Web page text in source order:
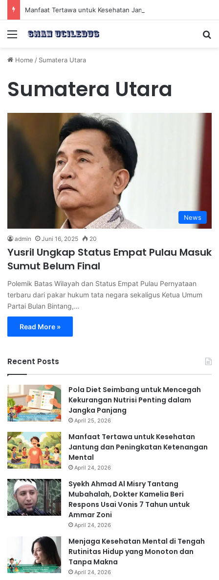
Menu
Home / Sumatera Utara
Sumatera Utara
News
admin Juni 16, 2025 20
Yusril Ungkap Status Empat Pulau Masuk
Sumut Belum Final
Polemik Batas Wilayah dan Status Empat Pulau Pernyataan
terbaru dari pakar hukum tata negara sekaligus Ketua Umum
Partai Bulan Bintang,…
Read More »
Recent Posts
Pola Diet Seimbang untuk Mencegah
Kekurangan Nutrisi Penting dalam
Jangka Panjang
April 25, 2026
Manfaat Tertawa untuk Kesehatan
Jantung dan Peningkatan Ketenangan
Mental
April 24, 2026
Syekh Ahmad Al Misry Tantang
Mubahalah, Dokter Kamelia Beri
Respons Usai Vonis 7 Tahun untuk
Ammar Zoni
April 24, 2026
Menjaga Kesehatan Mental di Tengah
Rutinitas Hidup yang Monoton dan
Tanpa Makna
April 24, 2026